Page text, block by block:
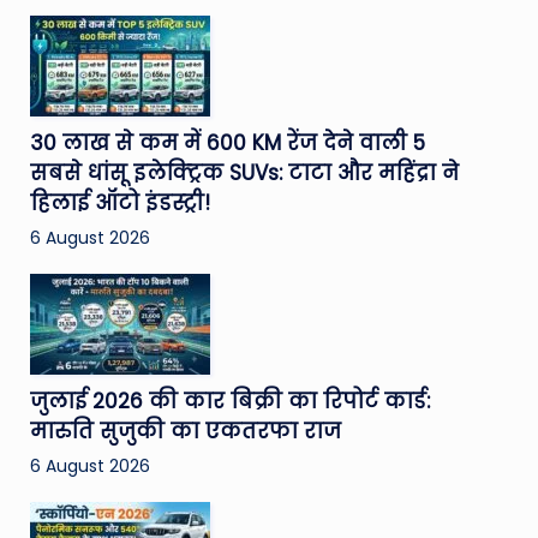
30 लाख से कम में 600 KM रेंज देने वाली 5
सबसे धांसू इलेक्ट्रिक SUVs: टाटा और महिंद्रा ने
हिलाई ऑटो इंडस्ट्री!
6 August 2026
जुलाई 2026 की कार बिक्री का रिपोर्ट कार्ड:
मारुति सुजुकी का एकतरफा राज
6 August 2026